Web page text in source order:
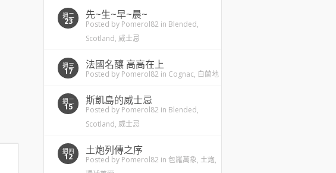
週二
23
先~生~早~晨~
Posted by Pomerol82 in Blended,
Scotland, 威士忌
週三
17
法國名釀 高高在上
Posted by Pomerol82 in Cognac, 白蘭地
週二
15
斯凱島的威士忌
Posted by Pomerol82 in Blended,
Scotland, 威士忌
週四
12
土炮列傳之序
Posted by Pomerol82 in 包羅萬象, 土炮,